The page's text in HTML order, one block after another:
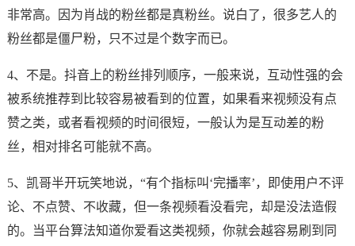
非常高。因为肖战的粉丝都是真粉丝。说白了，很多艺人的
粉丝都是僵尸粉，只不过是个数字而已。
4、不是。抖音上的粉丝排列顺序，一般来说，互动性强的会
被系统推荐到比较容易被看到的位置，如果看来视频没有点
赞之类，或者看视频的时间很短，一般认为是互动差的粉
丝，相对排名可能就不高。
5、凯哥半开玩笑地说，“有个指标叫‘完播率’，即使用户不评
论、不点赞、不收藏，但一条视频看没看完，却是没法造假
的。当平台算法知道你爱看这类视频，你就会越容易刷到同